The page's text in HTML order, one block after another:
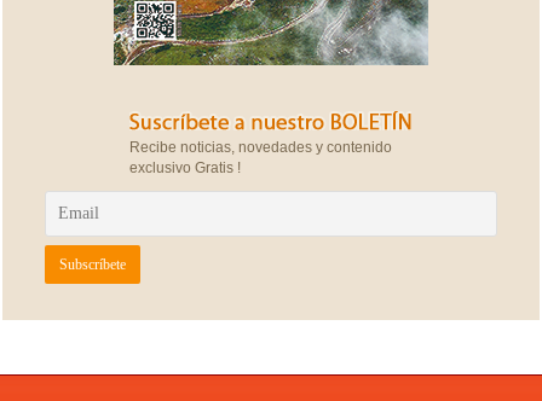
Recibe noticias, novedades y contenido
exclusivo Gratis !